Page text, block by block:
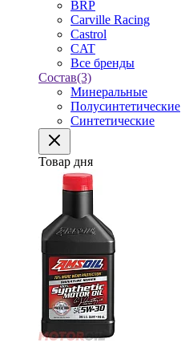
BRP
Carville Racing
Castrol
CAT
Все бренды
Состав(3)
Минеральные
Полусинтетические
Синтетические
Товар дня